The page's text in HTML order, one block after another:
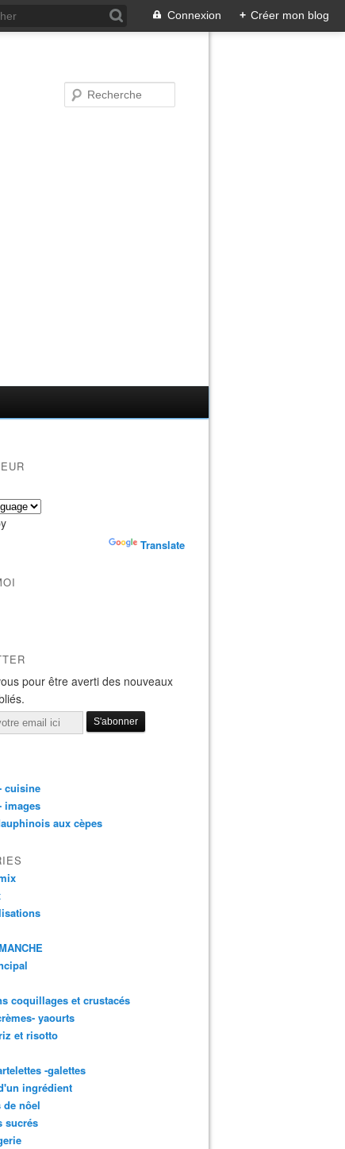
Connexion + Créer mon blog
Translate
pour être averti des nouveaux
cuisine
images
aux cèpes
coquillages et crustacés
yaourts
et risotto
-galettes
ingrédient
de nôel
sucrés